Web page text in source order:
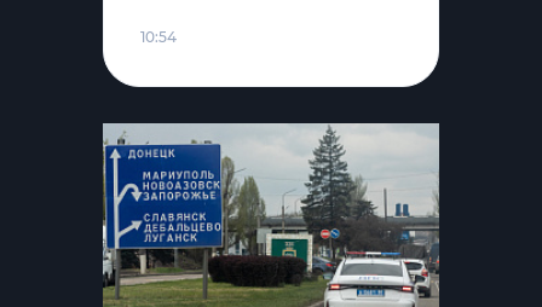
10:54